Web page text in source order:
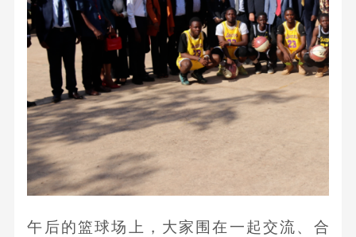
午后的篮球场上， 大家 围在一起交流、合